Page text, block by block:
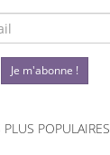
Je m'abonne !
PLUS POPULAIRES